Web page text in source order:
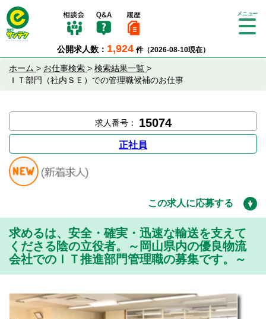
公開求人数： 1,924 件（2026-08-10現在）
Tog
ホーム > お仕事検索 > 検索結果一覧 >
ＩＴ部門（社内ＳＥ）での管理職候補のお仕事
求人番号： 15074
正社員
この求人に応募する
求めるは、安全・確実・迅速な輸送を支えて
くださる陰の立役者。～岡山県内の優良物流
会社でのＩＴ推進部門管理職の募集です。～